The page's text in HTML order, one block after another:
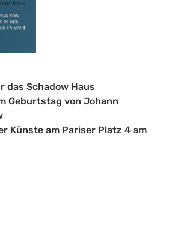
das Schadow Haus
Geburtstag von Johann
Künste am Pariser Platz 4 am